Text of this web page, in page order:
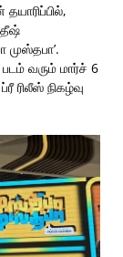
முஸ்தபா’.
வரும் மார்ச் 6
ரிலீஸ் நிகழ்வு